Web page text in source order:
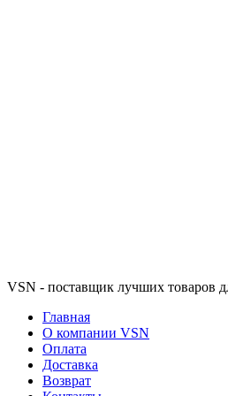
VSN - поставщик лучших товаров
Главная
О компании VSN
Оплата
Доставка
Возврат